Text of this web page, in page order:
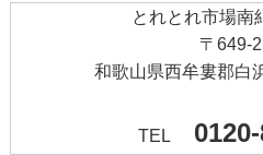
とれとれ市場南
〒649-
和歌山県西牟婁郡白
TEL